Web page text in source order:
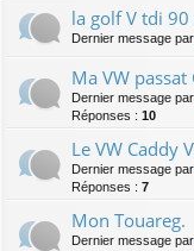
la golf V tdi 90
Dernier message par
Ma VW
Dernier message par
Réponses : 10
Le VW Caddy
Dernier message par
Réponses : 7
Mon Touareg.
Dernier message par